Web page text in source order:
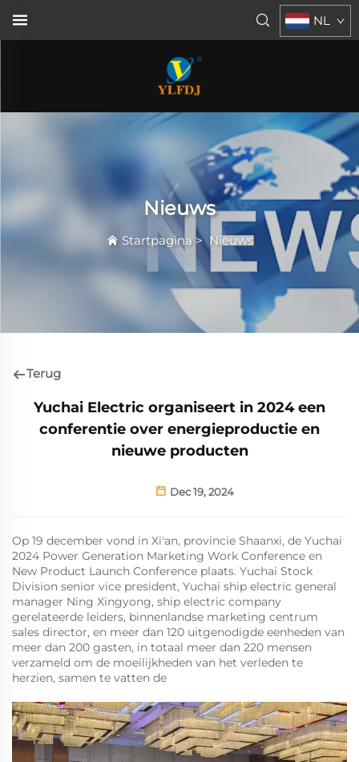
NL
Nieuws
Startpagina> Nieuws
Terug
Yuchai Electric organiseert in 2024 een
conferentie over energieproductie en
nieuwe producten
Dec 19, 2024
Op 19 december vond in Xi'an, provincie Shaanxi, de Yuchai
2024 Power Generation Marketing Work Conference en
New Product Launch Conference plaats. Yuchai Stock
Division senior vice president, Yuchai ship electric general
manager Ning Xingyong, ship electric company
gerelateerde leiders, binnenlandse marketing centrum
sales director, en meer dan 120 uitgenodigde eenheden van
meer dan 200 gasten, in totaal meer dan 220 mensen
verzameld om de moeilijkheden van het verleden te
herzien, samen te vatten de